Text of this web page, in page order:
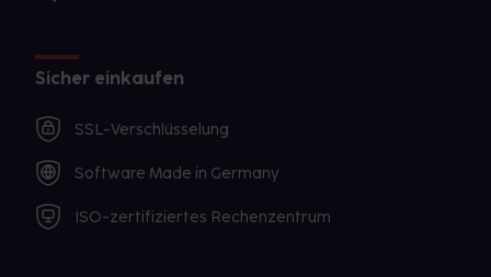
Sicher einkaufen
SSL-Verschlüsselung
Software Made in Germany
ISO-zertifiziertes Rechenzentrum